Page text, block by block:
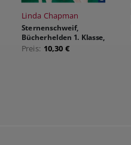
Linda Chapman
Sternenschweif,
Bücherhelden 1. Klasse,
Die goldene Feder
Preis: 10,30 €